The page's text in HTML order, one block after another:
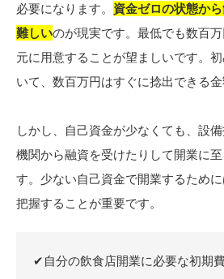
必要になります。 資金ゼロの状態か
難しいのが現実です。最低でも数百
元に用意することが望ましいです。
いて、数百万円はすぐに捻出できる金
しかし、自己資金が少なくても、設
機関から融資を受けたりして開業に
す。少ない自己資金で開業するため
把握することが重要です。
✔自分の飲食店開業に必要な初期